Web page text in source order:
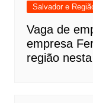
Salvador e
Vaga de
empresa
região